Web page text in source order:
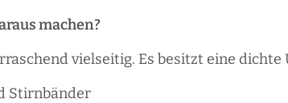
machen?
vielseitig. Es besitzt eine
Stirnbänder